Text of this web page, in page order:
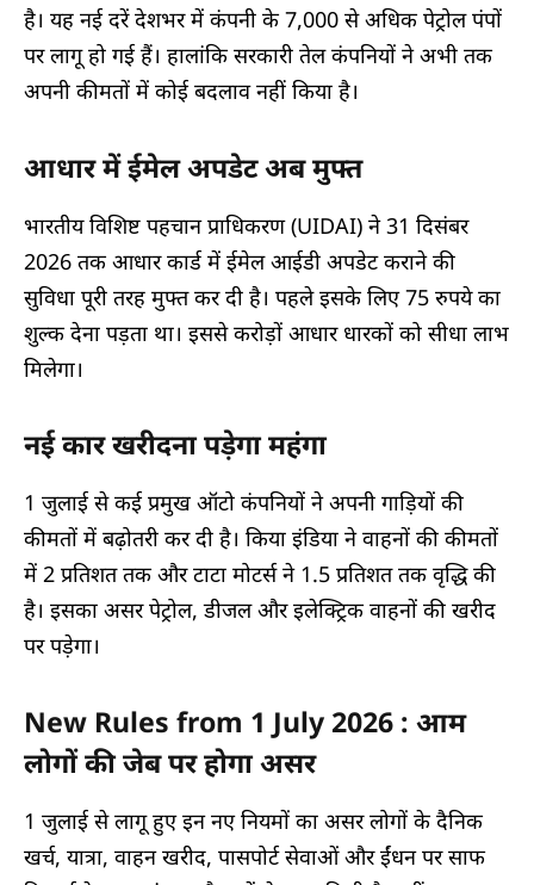
है। यह नई दरें देशभर में कंपनी के 7,000 से अधिक पेट्रोल पंपों
पर लागू हो गई हैं। हालांकि सरकारी तेल कंपनियों ने अभी तक
अपनी कीमतों में कोई बदलाव नहीं किया है।
आधार में ईमेल अपडेट अब मुफ्त
भारतीय विशिष्ट पहचान प्राधिकरण (UIDAI) ने 31 दिसंबर
2026 तक आधार कार्ड में ईमेल आईडी अपडेट कराने की
सुविधा पूरी तरह मुफ्त कर दी है। पहले इसके लिए 75 रुपये का
शुल्क देना पड़ता था। इससे करोड़ों आधार धारकों को सीधा लाभ
मिलेगा।
नई कार खरीदना पड़ेगा महंगा
1 जुलाई से कई प्रमुख ऑटो कंपनियों ने अपनी गाड़ियों की
कीमतों में बढ़ोतरी कर दी है। किया इंडिया ने वाहनों की कीमतों
में 2 प्रतिशत तक और टाटा मोटर्स ने 1.5 प्रतिशत तक वृद्धि की
है। इसका असर पेट्रोल, डीजल और इलेक्ट्रिक वाहनों की खरीद
पर पड़ेगा।
New Rules from 1 July 2026 : आम
लोगों की जेब पर होगा असर
1 जुलाई से लागू हुए इन नए नियमों का असर लोगों के दैनिक
खर्च, यात्रा, वाहन खरीद, पासपोर्ट सेवाओं और ईंधन पर साफ